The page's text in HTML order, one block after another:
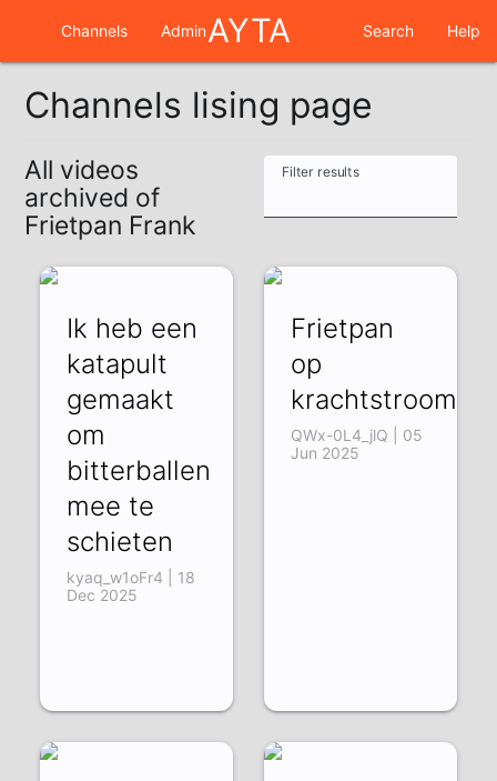
Channels AdminAYTA Search Help
Channels lising page
All videos
archived of
Frietpan Frank
Filter results
Ik heb een
katapult
gemaakt
om
bitterballen
mee te
schieten
kyaq_w1oFr4 | 18
Dec 2025
Frietpan
op
krachtstroom
QWx-0L4_jlQ | 05
Jun 2025